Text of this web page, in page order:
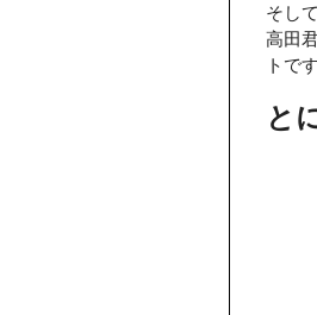
そし
高田
トです
と